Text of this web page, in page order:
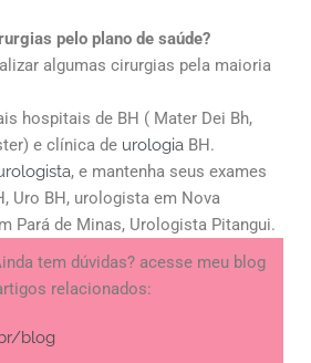
pelo plano de saúde?
algumas cirurgias pela maioria
hospitais de BH ( Mater Dei Bh,
e clínica de urologia BH.
, e mantenha seus exames
Uro BH, urologista em Nova
Pará de Minas, Urologista Pitangui.
tem dúvidas? acesse meu blog
relacionados:
blog